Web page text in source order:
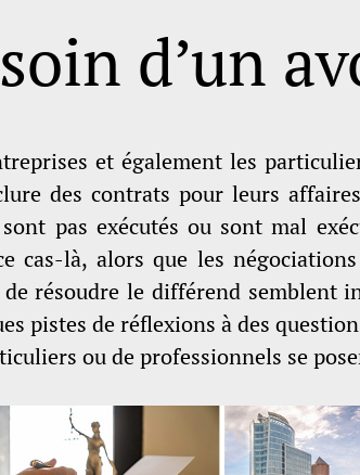
d’un
et également les
des contrats pour leurs
pas exécutés ou sont mal
cas-là, alors que les
résoudre le différend semblent
pistes de réflexions à des
ou de professionnels se